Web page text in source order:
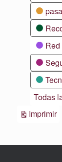
Todas
Imprimir